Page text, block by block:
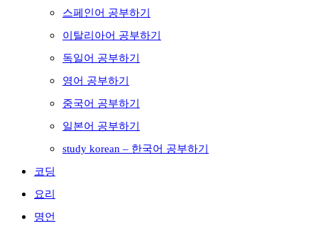
스페인어 공부하기
이탈리아어 공부하기
독일어 공부하기
영어 공부하기
중국어 공부하기
일본어 공부하기
study korean – 한국어 공부하기
코딩
요리
명언